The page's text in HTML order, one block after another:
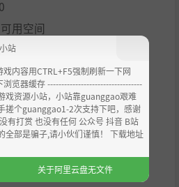
。对选手的车辆安装不明机器，
大赛的背后隐藏着什么？推进主
索剧情。在电子空间与失控的AI
的阴谋！
用空间
站
内容用CTRL+F5强制刷新一下网
览器缓存 ----------------------------------
戏资源小站，小站靠guanggao艰难
搓个guanggao1-2次支持下吧，感谢
有打赏 也没有任何 公众号 抖音 B站
全部是骗子,请小伙们谨慎！ 下载地址
关于阿里云盘无文件